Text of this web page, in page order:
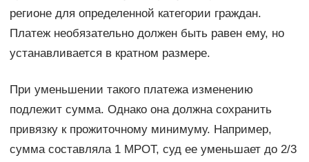
регионе для определенной категории граждан.
Платеж необязательно должен быть равен ему, но
устанавливается в кратном размере.
При уменьшении такого платежа изменению
подлежит сумма. Однако она должна сохранить
привязку к прожиточному минимуму. Например,
сумма составляла 1 МРОТ, суд ее уменьшает до 2/3